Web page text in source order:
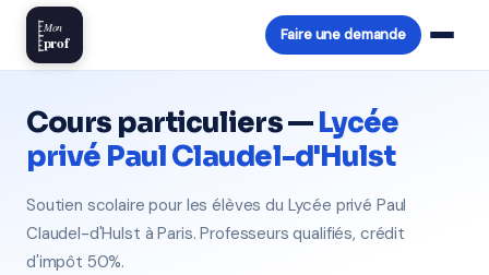
Mon
prof Faire une demande
Cours particuliers —Lycée
privé Paul Claudel-d'Hulst
Soutien scolaire pour les élèves du Lycée privé Paul
Claudel-d'Hulst à Paris. Professeurs qualifiés, crédit
d'impôt 50%.